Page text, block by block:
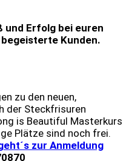
und Erfolg bei euren
Kunden.
zu den neuen,
der Steckfrisuren
is Beautiful Masterkurs
Plätze sind noch frei.
zur Anmeldung